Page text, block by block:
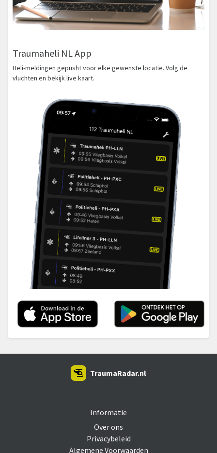
Traumaheli NL App
Heli-meldingen gepusht voor elke gewenste locatie. Volg de
vluchten en bekijk live kaart.
Informatie
Over ons
Privacybeleid
Algemene Voorwaarden
TraumaRadar.nl